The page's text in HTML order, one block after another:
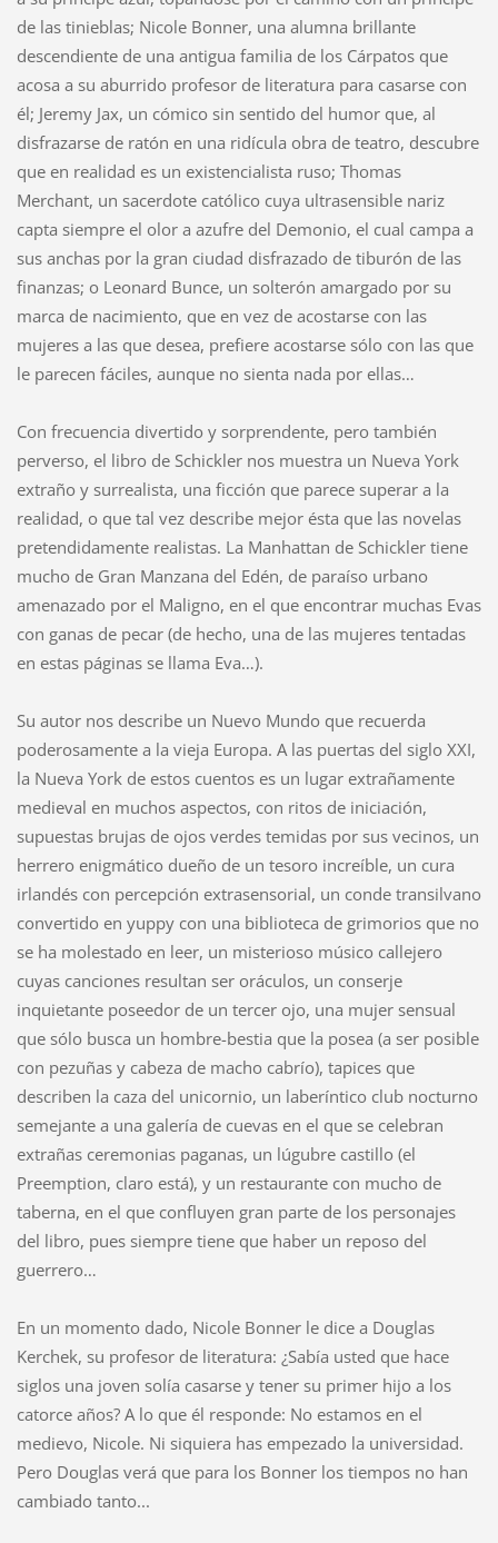
de las tinieblas; Nicole Bonner, una alumna brillante
descendiente de una antigua familia de los Cárpatos que
acosa a su aburrido profesor de literatura para casarse con
él; Jeremy Jax, un cómico sin sentido del humor que, al
disfrazarse de ratón en una ridícula obra de teatro, descubre
que en realidad es un existencialista ruso; Thomas
Merchant, un sacerdote católico cuya ultrasensible nariz
capta siempre el olor a azufre del Demonio, el cual campa a
sus anchas por la gran ciudad disfrazado de tiburón de las
finanzas; o Leonard Bunce, un solterón amargado por su
marca de nacimiento, que en vez de acostarse con las
mujeres a las que desea, prefiere acostarse sólo con las que
le parecen fáciles, aunque no sienta nada por ellas…
Con frecuencia divertido y sorprendente, pero también
perverso, el libro de Schickler nos muestra un Nueva York
extraño y surrealista, una ficción que parece superar a la
realidad, o que tal vez describe mejor ésta que las novelas
pretendidamente realistas. La Manhattan de Schickler tiene
mucho de Gran Manzana del Edén, de paraíso urbano
amenazado por el Maligno, en el que encontrar muchas Evas
con ganas de pecar (de hecho, una de las mujeres tentadas
en estas páginas se llama Eva…).
Su autor nos describe un Nuevo Mundo que recuerda
poderosamente a la vieja Europa. A las puertas del siglo XXI,
la Nueva York de estos cuentos es un lugar extrañamente
medieval en muchos aspectos, con ritos de iniciación,
supuestas brujas de ojos verdes temidas por sus vecinos, un
herrero enigmático dueño de un tesoro increíble, un cura
irlandés con percepción extrasensorial, un conde transilvano
convertido en yuppy con una biblioteca de grimorios que no
se ha molestado en leer, un misterioso músico callejero
cuyas canciones resultan ser oráculos, un conserje
inquietante poseedor de un tercer ojo, una mujer sensual
que sólo busca un hombre-bestia que la posea (a ser posible
con pezuñas y cabeza de macho cabrío), tapices que
describen la caza del unicornio, un laberíntico club nocturno
semejante a una galería de cuevas en el que se celebran
extrañas ceremonias paganas, un lúgubre castillo (el
Preemption, claro está), y un restaurante con mucho de
taberna, en el que confluyen gran parte de los personajes
del libro, pues siempre tiene que haber un reposo del
guerrero…
En un momento dado, Nicole Bonner le dice a Douglas
Kerchek, su profesor de literatura: ¿Sabía usted que hace
siglos una joven solía casarse y tener su primer hijo a los
catorce años? A lo que él responde: No estamos en el
medievo, Nicole. Ni siquiera has empezado la universidad.
Pero Douglas verá que para los Bonner los tiempos no han
cambiado tanto...